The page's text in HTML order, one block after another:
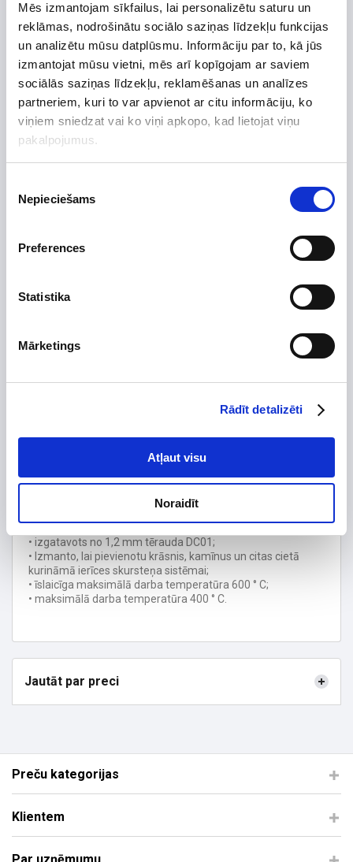
Mēs izmantojam sīkfailus, lai personalizētu saturu un
reklāmas, nodrošinātu sociālo saziņas līdzekļu funkcijas
un analizētu mūsu datplūsmu. Informāciju par to, kā jūs
izmantojat mūsu vietni, mēs arī kopīgojam ar saviem
sociālās saziņas līdzekļu, reklamēšanas un analīzes
partneriem, kuri to var apvienot ar citu informāciju, ko
viņiem sniedzat vai ko viņi apkopo, kad lietojat viņu
pakalpojumus.
izvēle
Nepieciešams
Preferences
Statistika
Mārketings
Rādīt detalizēti
Atļaut visu
Noraidīt
34,50 € *
46,00 € *Detalizētāku informāciju un cenu meklēt
Uzdot jautājumu par preci
Preces apraksts
Izgatavots no
Stūra
Garantijas termiņš, mēn.
24
• izgatavots no 1,2 mm tērauda DC01;
• Izmanto, lai pievienotu krāsnis, kamīnus un citas cietā
kurināmā ierīces skursteņa sistēmai;
• īslaicīga maksimālā darba temperatūra 600 ° C;
• maksimālā darba temperatūra 400 ° C.
Jautāt par preci
Preču kategorijas
Klientem